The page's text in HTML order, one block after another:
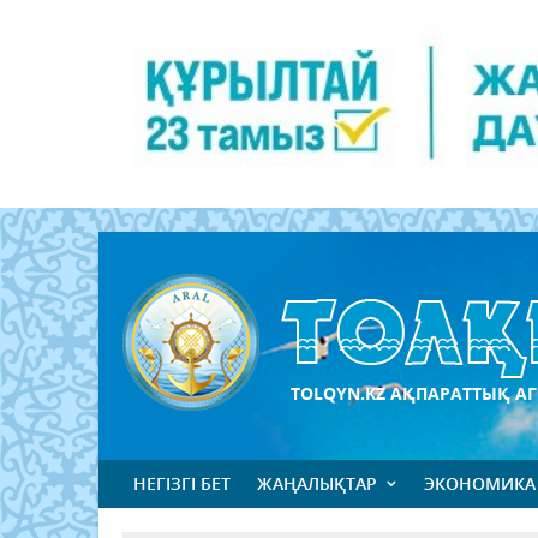
TOLQYN.KZ АҚПАРАТТЫҚ
НЕГІЗГІ БЕТ ЖАҢАЛЫҚТАР ЭКОНОМИКА